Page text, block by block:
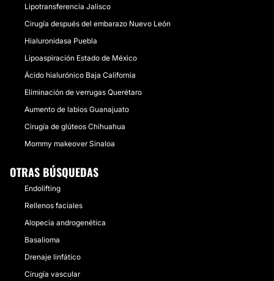
Lipotransferencia Jalisco
Cirugía después del embarazo Nuevo León
Hialuronidasa Puebla
Lipoaspiración Estado de México
Ácido hialurónico Baja California
Eliminación de verrugas Querétaro
Aumento de labios Guanajuato
Cirugía de glúteos Chihuahua
Mommy makeover Sinaloa
OTRAS BÚSQUEDAS
Endolifting
Rellenos faciales
Alopecia androgenética
Basalioma
Drenaje linfático
Cirugía vascular